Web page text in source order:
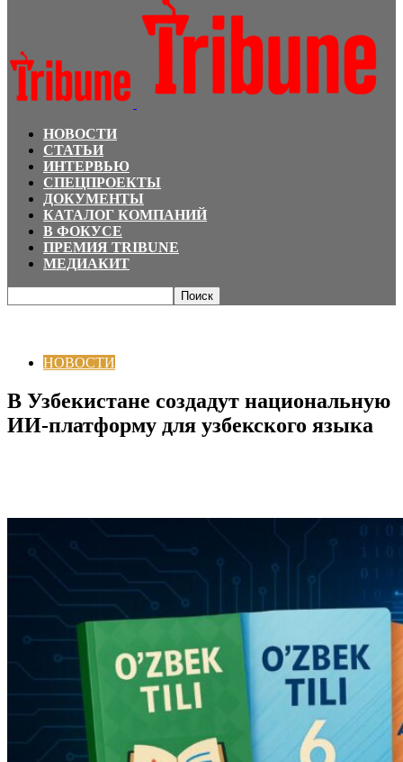
НОВОСТИ
СТАТЬИ
ИНТЕРВЬЮ
СПЕЦПРОЕКТЫ
ДОКУМЕНТЫ
КАТАЛОГ КОМПАНИЙ
В ФОКУСЕ
ПРЕМИЯ TRIBUNE
МЕДИАКИТ
НОВОСТИ
В Узбекистане создадут национальную
ИИ-платформу для узбекского языка